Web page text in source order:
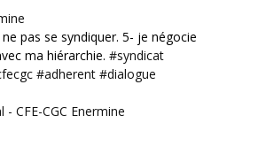
pas se syndiquer. 5- je négocie
ma hiérarchie. #syndicat
#adherent #dialogue
CFE-CGC Enermine